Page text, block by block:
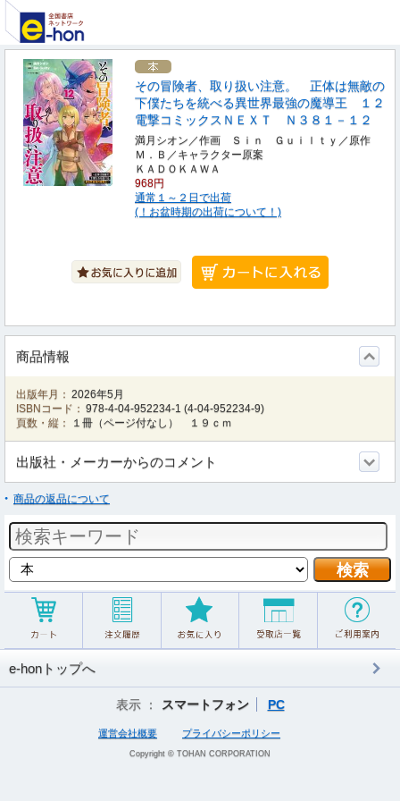
その冒険者、取り扱い注意。 正体は無敵の
下僕たちを統べる異世界最強の魔導王 １２
電撃コミックスＮＥＸＴ Ｎ３８１－１２
満月シオン／作画 Ｓｉｎ Ｇｕｉｌｔｙ／原作
Ｍ．Ｂ／キャラクター原案
ＫＡＤＯＫＡＷＡ
968円
通常１～２日で出荷
(！お盆時期の出荷について！)
商品情報
出版年月： 2026年5月
ISBNコード： 978-4-04-952234-1 (4-04-952234-9)
頁数・縦：
１冊（ページ付なし） １９ｃｍ
出版社・メーカーからのコメント
商品の返品について
e-honトップへ
表示 ： スマートフォン PC
運営会社概要 プライバシーポリシー
Copyright © TOHAN CORPORATION